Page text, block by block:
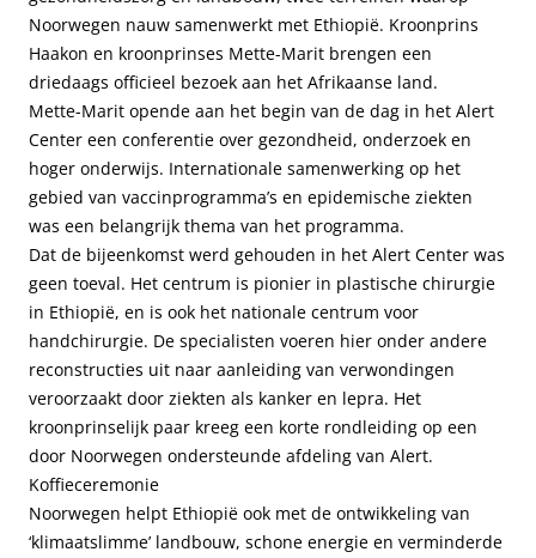
Noorwegen nauw samenwerkt met Ethiopië. Kroonprins
Haakon en kroonprinses Mette-Marit brengen een
driedaags officieel bezoek aan het Afrikaanse land.
Mette-Marit opende aan het begin van de dag in het Alert
Center een conferentie over gezondheid, onderzoek en
hoger onderwijs. Internationale samenwerking op het
gebied van vaccinprogramma’s en epidemische ziekten
was een belangrijk thema van het programma.
Dat de bijeenkomst werd gehouden in het Alert Center was
geen toeval. Het centrum is pionier in plastische chirurgie
in Ethiopië, en is ook het nationale centrum voor
handchirurgie. De specialisten voeren hier onder andere
reconstructies uit naar aanleiding van verwondingen
veroorzaakt door ziekten als kanker en lepra. Het
kroonprinselijk paar kreeg een korte rondleiding op een
door Noorwegen ondersteunde afdeling van Alert.
Koffieceremonie
Noorwegen helpt Ethiopië ook met de ontwikkeling van
‘klimaatslimme’ landbouw, schone energie en verminderde